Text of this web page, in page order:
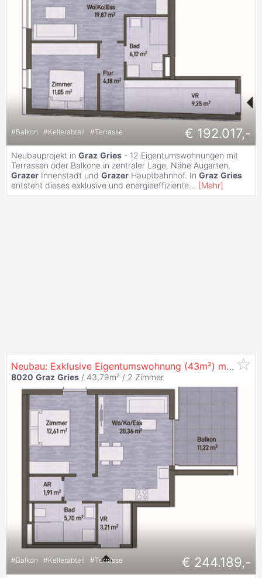
#Balkon #Kellerabteil #Terrasse € 192.017,-
Neubauprojekt in Graz Gries - 12 Eigentumswohnungen mit
Terrassen oder Balkone in zentraler Lage, Nähe Augarten,
Grazer Innenstadt und Grazer Hauptbahnhof. In Graz Gries
entsteht dieses exklusive und energieeffiziente... [Mehr]
Neubau: Exklusive Eigentumswohnung (43m²) mit Balkon in zentraler Lage in
8020 Graz Gries / 43,79m² / 2 Zimmer
#Balkon #Kellerabteil #Terrasse € 244.189,-